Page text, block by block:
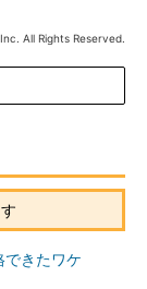
All Rights Reserved.
できたワケ